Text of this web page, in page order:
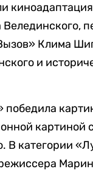
Клима
и
картиной
В категории